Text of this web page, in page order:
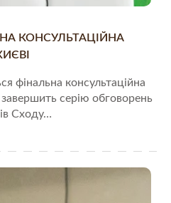
КОНСУЛЬТАЦІЙНА
фінальна консультаційна
завершить серію обговорень
Сходу…